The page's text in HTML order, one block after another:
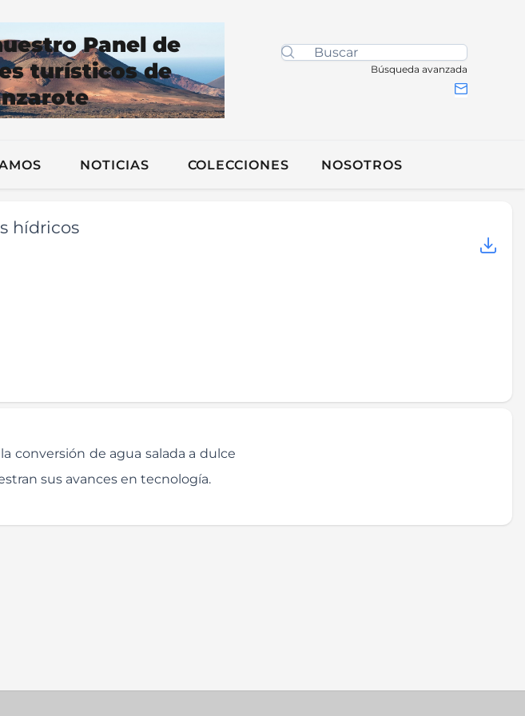
Panel de
turísticos de
Búsqueda avanzada
NOTICIAS COLECCIONES NOSOTROS
hídricos
conversión de agua salada a dulce
sus avances en tecnología.